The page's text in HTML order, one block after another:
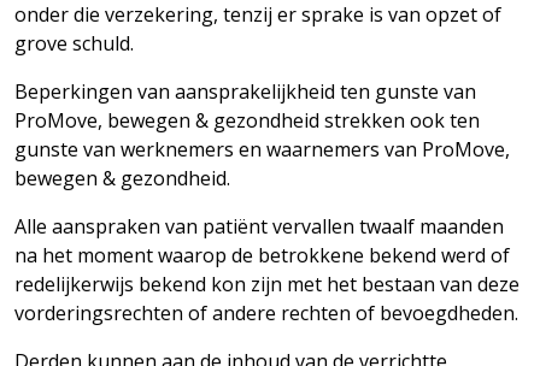
onder die verzekering, tenzij er sprake is van opzet of
grove schuld.
Beperkingen van aansprakelijkheid ten gunste van
ProMove, bewegen & gezondheid strekken ook ten
gunste van werknemers en waarnemers van ProMove,
bewegen & gezondheid.
Alle aanspraken van patiënt vervallen twaalf maanden
na het moment waarop de betrokkene bekend werd of
redelijkerwijs bekend kon zijn met het bestaan van deze
vorderingsrechten of andere rechten of bevoegdheden.